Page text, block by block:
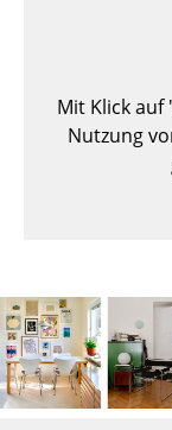
Tische
Esstische
Beistelltische
Mit Klick
Nutzung